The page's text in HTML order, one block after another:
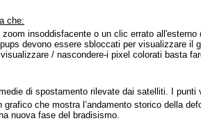
che:
zoom insoddisfacente o un clic errato
devono essere sbloccati per visualizzare il
/ nascondere-i pixel colorati basta
di spostamento rilevate dai satelliti. I
che mostra l’andamento storico della
nuova fase del bradisismo.